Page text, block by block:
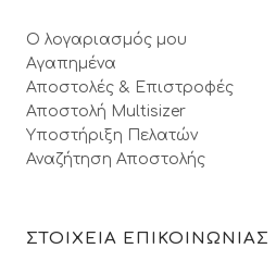
Ο λογαριασμός μου
Αγαπημένα
Αποστολές & Επιστροφές
Αποστολή Multisizer
Υποστήριξη Πελατών
Αναζήτηση Αποστολής
ΣΤΟΙΧΕΙΑ ΕΠΙΚΟΙΝΩΝΙΑΣ